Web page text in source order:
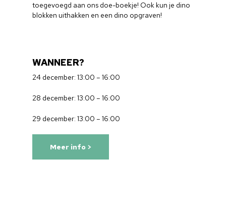
toegevoegd aan ons doe-boekje! Ook kun je dino
blokken uithakken en een dino opgraven!
WANNEER?
24 december:13:00 – 16:00
28 december:13:00 – 16:00
29 december:13:00 – 16:00
Meer info >